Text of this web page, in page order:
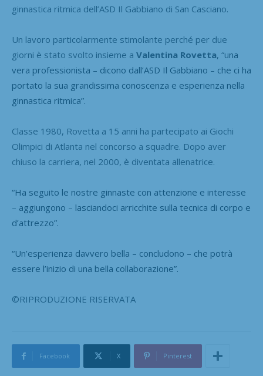
ginnastica ritmica dell’ASD Il Gabbiano di San Casciano.
Un lavoro particolarmente stimolante perché per due
giorni è stato svolto insieme a Valentina Rovetta, “una
vera professionista – dicono dall’ASD Il Gabbiano – che ci ha
portato la sua grandissima conoscenza e esperienza nella
ginnastica ritmica”.
Classe 1980, Rovetta a 15 anni ha partecipato ai Giochi
Olimpici di Atlanta nel concorso a squadre. Dopo aver
chiuso la carriera, nel 2000, è diventata allenatrice.
“Ha seguito le nostre ginnaste con attenzione e interesse
– aggiungono – lasciandoci arricchite sulla tecnica di corpo e
d’attrezzo”.
“Un’esperienza davvero bella – concludono – che potrà
essere l’inizio di una bella collaborazione”.
©RIPRODUZIONE RISERVATA
Facebook X Pinterest